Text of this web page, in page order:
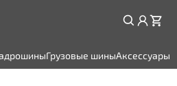
Грузовые шиныАксессуары